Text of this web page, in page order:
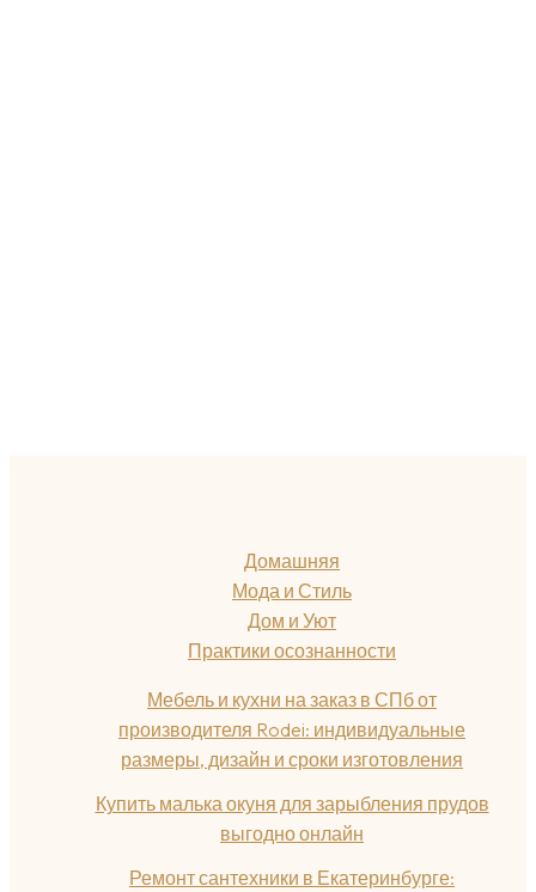
Домашняя
Мода и Стиль
Дом и Уют
Практики осознанности
Мебель и кухни на заказ в СПб от
производителя Rodei: индивидуальные
размеры, дизайн и сроки изготовления
Купить малька окуня для зарыбления прудов
выгодно онлайн
Ремонт сантехники в Екатеринбурге: